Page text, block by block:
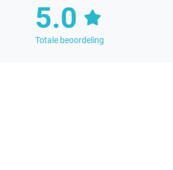
5.0
Totale beoordeling